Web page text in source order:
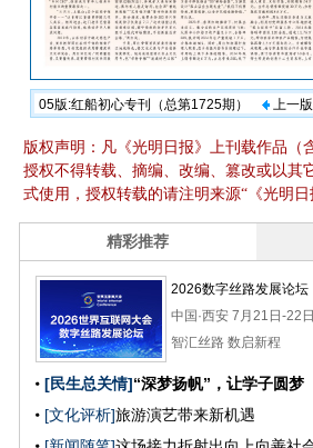
05版:红船初心专刊（总第1725期） 上一版
版权声明：凡《光明日报》上刊载作品（
授权不得转载、摘编、改编、篡改或以其
式使用，授权转载的请注明来源“《光明日